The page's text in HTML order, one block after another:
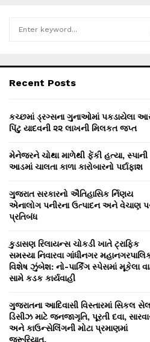
h
o
r
Recent Posts
કચ્છમાં ડ્રગ્સના ગુનાઓમાં પકડાયેલા
પિંટુ યાદવની ૨૨ લાખની મિલકત જપ્ત
મેનેજરને ચોથા માળેથી ફેંકી હત્યા, સ્પાની
આડમાં ચાલતા કાળા કારોબારનો પર્દાફાશ
ગુજરાત સરકારનો ઐતિહાસિક ર્નિણય
એનાલોગ પનીરના ઉત્પાદન અને વેચાણ
પ્રતિબંધ
કુડાસણ રિલાયન્સ ચોકડી ખાતે ટ્રાફિક
સમસ્યા નિવારવા ગાંધીનગર
વિશેષ ઝુંબેશ: નો-પાર્કિંગ સ્પેસમાં મૂકેલા
સામે કડક કાર્યવાહી
ગુજરાતના આદિવાસી વિસ્તારમાં સિકલ
ડિસીઝ માટે જનજાગૃતિ, પૂરતી દવા,
અને કાઉન્સેલિંગની મોટા પ્રમાણમાં
જરૂરિયાત.